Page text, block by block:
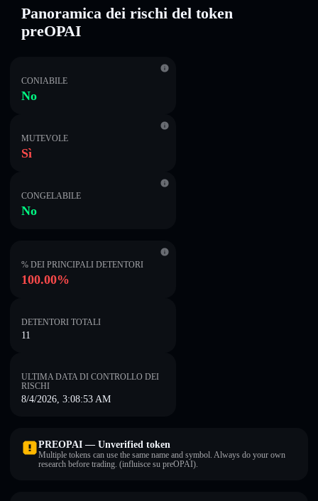
Panoramica dei rischi del token
preOPAI
CONIABILE
No
MUTEVOLE
Sì
CONGELABILE
No
% DEI PRINCIPALI DETENTORI
100.00%
DETENTORI TOTALI
11
ULTIMA DATA DI CONTROLLO DEI
RISCHI
8/4/2026, 3:08:53 AM
PREOPAI — Unverified token
Multiple tokens can use the same name and symbol. Always do your own
research before trading. (influisce su preOPAI).